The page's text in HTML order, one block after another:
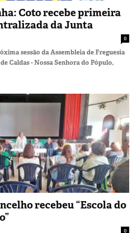
Coto recebe primeira
da Junta
0
sessão da Assembleia de Freguesia
Caldas - Nossa Senhora do Pópulo,
recebeu “Escola do
0